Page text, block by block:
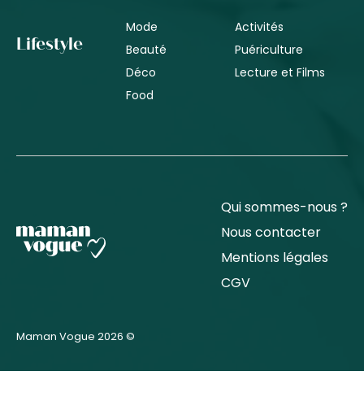
Lifestyle
Mode
Beauté
Déco
Food
Activités
Puériculture
Lecture et Films
Qui sommes-nous ?
Nous contacter
Mentions légales
CGV
Maman Vogue 2026 ©